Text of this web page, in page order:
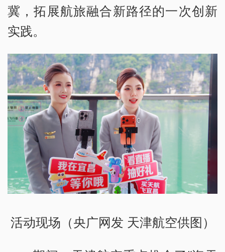
冀，拓展航旅融合新路径的一次创新
实践。
活动现场（央广网发 天津航空供图）